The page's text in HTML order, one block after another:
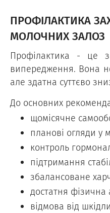
ПРОФІЛАКТИКА
МОЛОЧНИХ ЗАЛОЗ
Профілактика - це
випередження. Вона
але здатна суттєво
До основних
щомісячне
планові огляди у
контроль
підтримання
збалансоване
достатня фізична
відмова від